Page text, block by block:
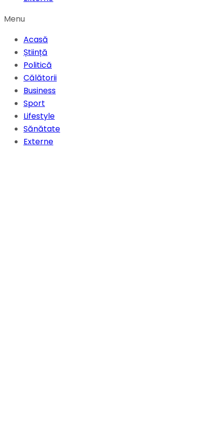
Menu
Acasă
Știință
Politică
Călătorii
Business
Sport
Lifestyle
Sănătate
Externe